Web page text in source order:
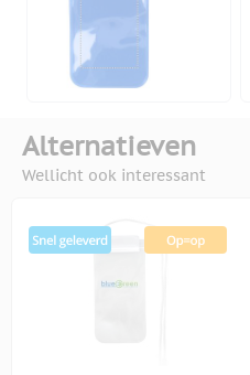
Alternatieven
Wellicht ook interessant